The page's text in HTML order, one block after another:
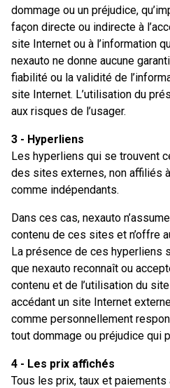
dommage ou un préjudice,
façon directe ou indirecte à
site Internet ou à l’information
nexauto ne donne aucune
fiabilité ou la validité de
site Internet. L’utilisation du
aux risques de l’usager.
3 - Hyperliens
Les hyperliens qui se trouvent
des sites externes, non affiliés
comme indépendants.
Dans ces cas, nexauto
contenu de ces sites et n’offre
La présence de ces hyperliens
que nexauto reconnaît ou
contenu et de l’utilisation du
accédant un site Internet
comme personnellement
tout dommage ou préjudice qui
4 - Les prix affichés
Tous les prix, taux et